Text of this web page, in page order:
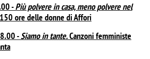
-Più polvere in casa, meno polvere nel
ore delle donne di Affori
-Siamo in tante.Canzoni femministe